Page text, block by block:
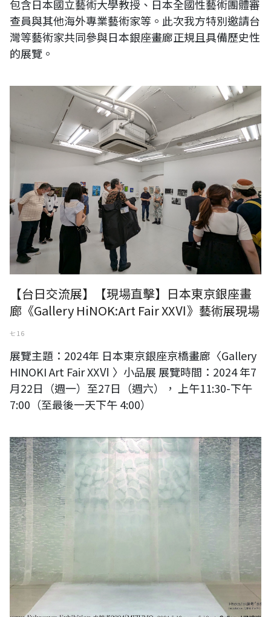
包含日本國立藝術大學教授、日本全國性藝術團體審
查員與其他海外專業藝術家等。此次我方特別邀請台
灣等藝術家共同參與日本銀座畫廊正規且具備歷史性
的展覽。
《台灣日本國際交流展》【現場直擊】日本東京銀座畫廊《Gallery
HiNOK:Art Fair XXⅥ》藝術展現場
【台日交流展】【現場直擊】日本東京銀座畫
廊《Gallery HiNOK:Art Fair XXⅥ》藝術展現場
七 16
展覽主題：2024年 日本東京銀座京橋畫廊〈Gallery
HINOKI Art Fair XXⅥ 〉小品展 展覽時間：2024 年7
月22日（週一）至27日（週六）， 上午11:30-下午
7:00（至最後一天下午 4:00）
圖片來源：日本Gallery檜：深澤 修 展（作品為日本山梨縣立美術館館
藏）